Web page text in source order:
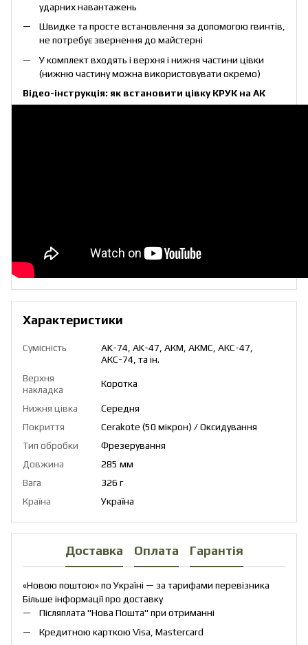
ударних навантажень
Швидке та просте встановлення за допомогою гвинтів,
не потребує звернення до майстерні
У комплект входять і верхня і нижня частини цівки
(нижню частину можна використовувати окремо)
Відео-інструкція: як встановити цівку КРУК на АК
Характеристики
Сумісність
AK-74, AK-47, АКМ, АКМС, АКС-47,
АКС-74, та ін.
Верхня
накладка
Коротка
Нижня цівка
Середня
Покриття
Cerakote (50 мікрон) / Оксидування
Тип обробки
Фрезерування
Довжина
285 мм
Вага
326 г
Країна
Україна
Доставка Оплата Гарантія
«Новою поштою» по Україні — за тарифами перевізника
Більше інформації про доставку
Післяплата "Нова Пошта" при отриманні
Кредитною карткою Visa, Mastercard